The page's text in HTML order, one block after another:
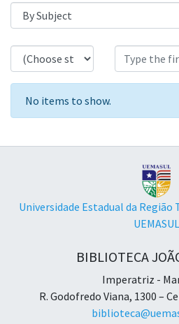
Browsing Trabalho
No items to show.
Universidade Estadual da
UEMASUL
BIBLIOTECA
Imperatriz -
R. Godofredo Viana, 1300 –